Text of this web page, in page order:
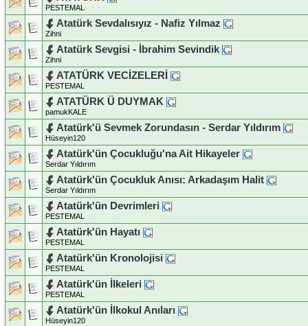
PESTEMAL
Atatürk Sevdalısıyız - Nafiz Yılmaz
Zihni
Atatürk Sevgisi - İbrahim Sevindik
Zihni
ATATÜRK VECİZELERİ
PESTEMAL
ATATÜRK Ü DUYMAK
pamukKALE
Atatürk'ü Sevmek Zorundasın - Serdar Yıldırım
Hüseyin120
Atatürk'ün Çocukluğu'na Ait Hikayeler
Serdar Yıldırım
Atatürk'ün Çocukluk Anısı: Arkadaşım Halit
Serdar Yıldırım
Atatürk'ün Devrimleri
PESTEMAL
Atatürk'ün Hayatı
PESTEMAL
Atatürk'ün Kronolojisi
PESTEMAL
Atatürk'ün İlkeleri
PESTEMAL
Atatürk'ün İlkokul Anıları
Hüseyin120